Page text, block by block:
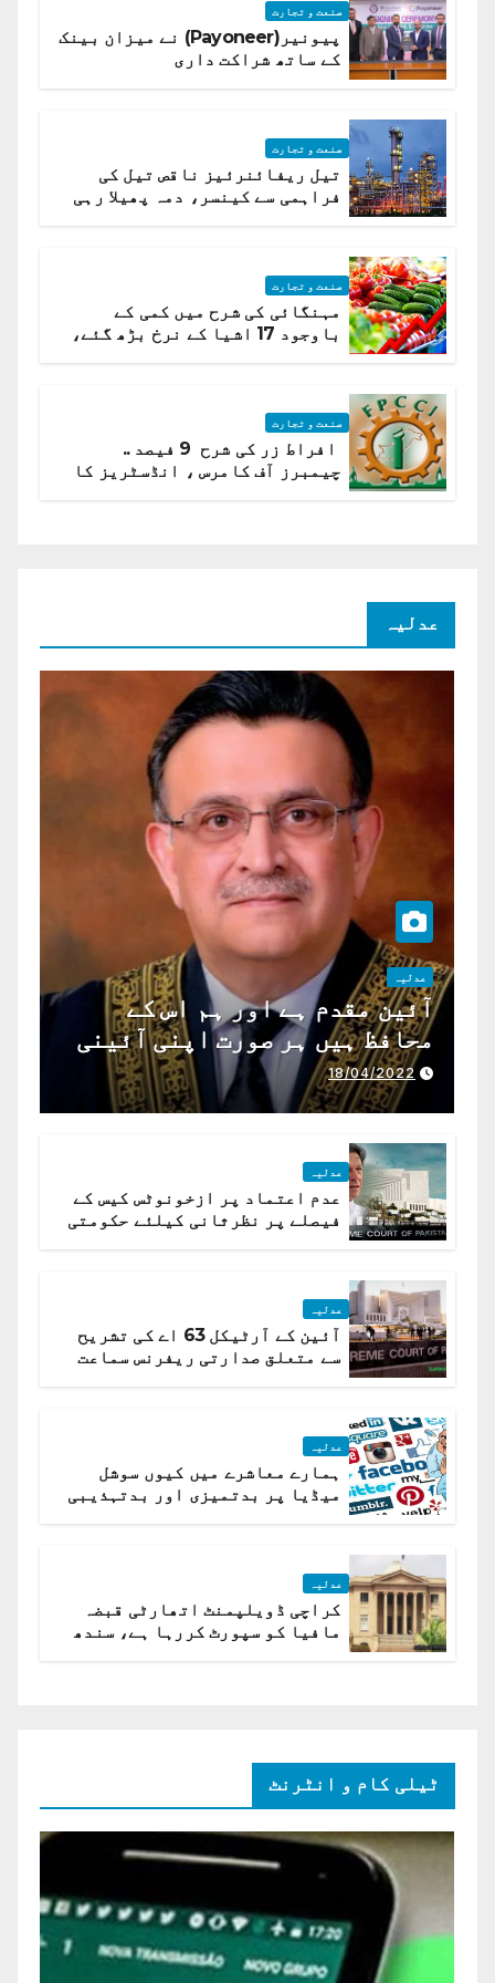
صنعت و تجارت
پیونیر(Payoneer) نے میزان بینک
کے ساتھ شراکت داری
صنعت و تجارت
تیل ریفائنرئیز ناقص تیل کی
فراہمی سے کینسر، دمہ پھیلا رہی
صنعت و تجارت
مہنگائی کی شرح میں کمی کے
باوجود 17 اشیا کے نرخ بڑھ گئے،
صنعت و تجارت
افراط زر کی شرح 9 فیصد ..
چیمبرز آف کامرس ، انڈسٹریز کا
عدلیہ
عدلیہ
آئین مقدم ہے اور ہم اس کے
محافظ ہیں ہر صورت اپنی آئینی
ذمہ داری ادا کرینگے ، چیف
جسٹس پاکستان
18/04/2022
عدلیہ
عدم اعتماد پر ازخونوٹس کیس کے
فیصلے پر نظرثانی کیلئے حکومتی
عدلیہ
آئین کے آرٹیکل 63 اے کی تشریح
سے متعلق صدارتی ریفرنس سماعت
عدلیہ
ہمارے معاشرے میں کیوں سوشل
میڈیا پر بدتمیزی اور بدتہذیبی
عدلیہ
کراچی ڈویلپمنٹ اتھارٹی قبضہ
مافیا کو سپورٹ کررہا ہے، سندھ
ٹیلی کام و انٹرنٹ